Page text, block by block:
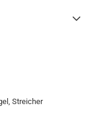
Streicher